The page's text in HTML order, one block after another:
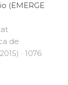
(EMERGE
de
· 1076